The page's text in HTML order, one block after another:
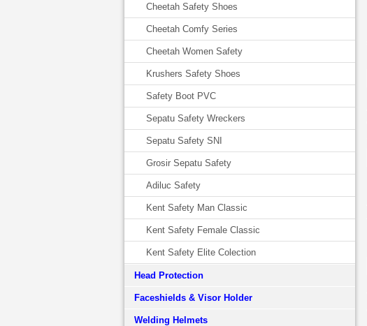
Cheetah Safety Shoes
Cheetah Comfy Series
Cheetah Women Safety
Krushers Safety Shoes
Safety Boot PVC
Sepatu Safety Wreckers
Sepatu Safety SNI
Grosir Sepatu Safety
Adiluc Safety
Kent Safety Man Classic
Kent Safety Female Classic
Kent Safety Elite Colection
Head Protection
Faceshields & Visor Holder
Welding Helmets